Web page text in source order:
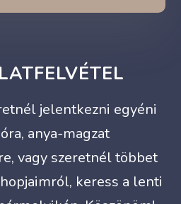
jelentkezni egyéni
anya-magzat
vagy szeretnél többet
keress a lenti